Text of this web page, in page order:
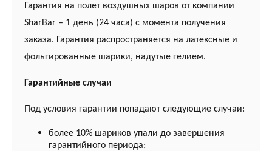
Гарантия на полет воздушных шаров от компании
SharBar – 1 день (24 часа) с момента получения
заказа. Гарантия распространяется на латексные и
фольгированные шарики, надутые гелием.
Гарантийные случаи
Под условия гарантии попадают следующие случаи:
более 10% шариков упали до завершения
гарантийного периода;